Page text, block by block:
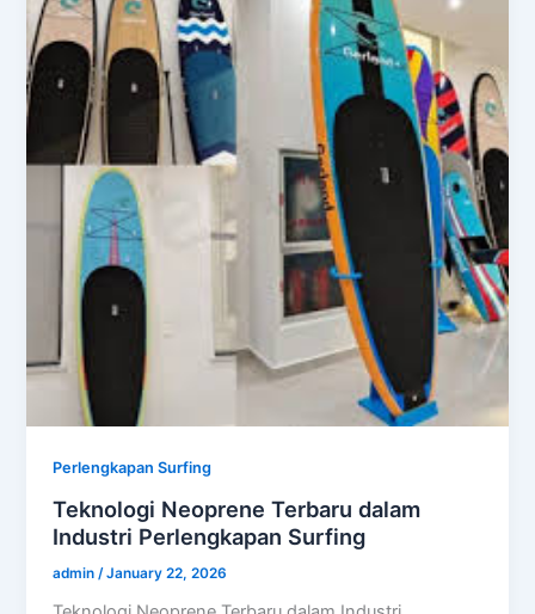
Perlengkapan Surfing
Teknologi Neoprene Terbaru dalam
Industri Perlengkapan Surfing
admin /January 22, 2026